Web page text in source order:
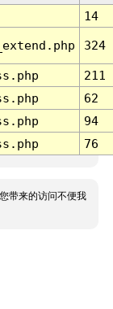
14
324
211
62
94
76
带来的访问不便我